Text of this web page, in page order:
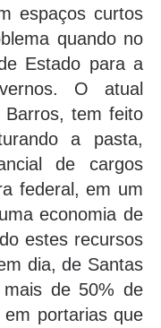
espaços curtos
quando no
Estado para a
O atual
Barros, tem feito
a pasta,
de cargos
federal, em um
economia de
estes recursos
dia, de Santas
de 50% de
portarias que